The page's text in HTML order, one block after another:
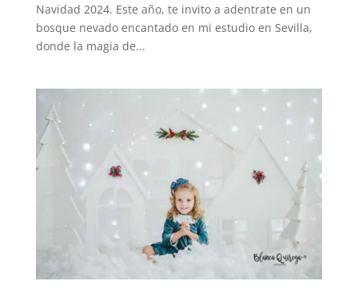
Navidad 2024. Este año, te invito a adentrate en un
bosque nevado encantado en mi estudio en Sevilla,
donde la magia de...